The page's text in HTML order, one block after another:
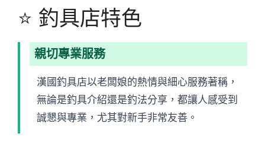
⭐ 釣具店特色
親切專業服務
漢國釣具店以老闆娘的熱情與細心服務著稱，
無論是釣具介紹還是釣法分享，都讓人感受到
誠懇與專業，尤其對新手非常友善。